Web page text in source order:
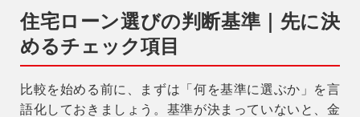
住宅ローン選びの判断基準｜先に決
めるチェック項目
比較を始める前に、まずは 「何を基準に選ぶか」 を言
語化しておきましょう。基準が決まっていないと、金